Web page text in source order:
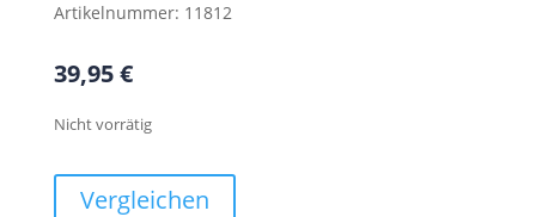
Artikelnummer: 11812
39,95€
Nicht vorrätig
Vergleichen